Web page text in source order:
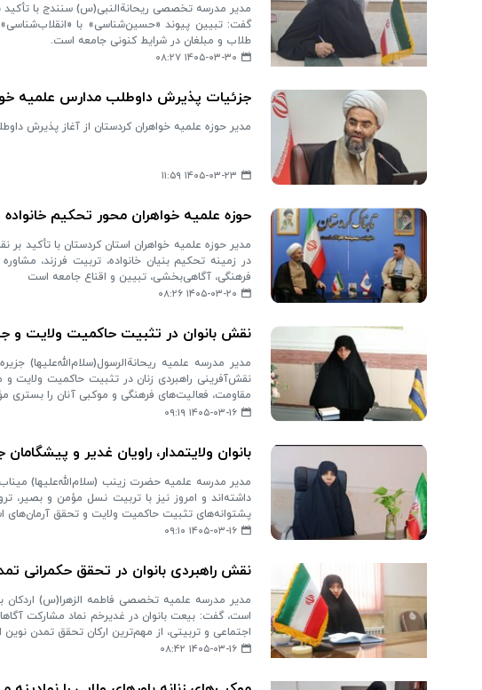
مدیر مدرسه تخصصی ریحانةالنبی(س) سنندج با تأکید
گفت: تبیین پیوند «حسین‌شناسی» با
طلاب و مبلغان در شرایط کنونی جامعه است.
۱۴۰۵-۰۳-۳۰ ۰۸:۲۷
جزئیات پذیرش داوطلب مدارس علمیه
مدیر حوزه علمیه خواهران کردستان از آغاز پذیرش
۱۴۰۵-۰۳-۲۳ ۱۱:۵۹
حوزه علمیه خواهران محور تحکیم
مدیر حوزه علمیه خواهران استان کردستان با تأکید
در زمینه تحکیم بنیان خانواده، تربیت فرزند،
فرهنگی، آگاهی‌بخشی، تبیین و اقناع جامعه است
۱۴۰۵-۰۳-۲۰ ۰۸:۲۶
نقش بانوان در تثبیت حاکمیت ولایت و
مدیر مدرسه علمیه ریحانةالرسول(سلام‌الله‌علیها)
نقش‌آفرینی راهبردی زنان در تثبیت حاکمیت ولایت
مقاومت، فعالیت‌های فرهنگی و موکبی آنان را بستری
۱۴۰۵-۰۳-۱۶ ۰۹:۱۹
بانوان ولایتمدار، راویان غدیر و
مدیر مدرسه علمیه حضرت زینب (سلام‌الله‌علیها)
داشته‌اند و امروز نیز با تربیت نسل مؤمن و بصیر،
پشتوانه‌های تثبیت حاکمیت ولایت و تحقق آرمان‌های
۱۴۰۵-۰۳-۱۶ ۰۹:۱۰
نقش راهبردی بانوان در تحقق حکمرانی
مدیر مدرسه علمیه تخصصی فاطمه الزهرا(س) اردکان
است، گفت: بیعت بانوان در غدیرخم نماد مشارکت
اجتماعی و تربیتی، از مهم‌ترین ارکان تحقق تمدن
۱۴۰۵-۰۳-۱۶ ۰۸:۴۲